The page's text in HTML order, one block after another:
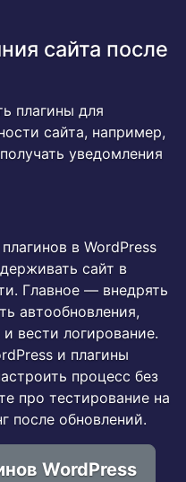
сайта после
плагины для
сайта, например,
уведомления
в WordPress
сайт в
Главное — внедрять
автообновления,
вести логирование.
и плагины
процесс без
про тестирование на
после обновлений.
WordPress